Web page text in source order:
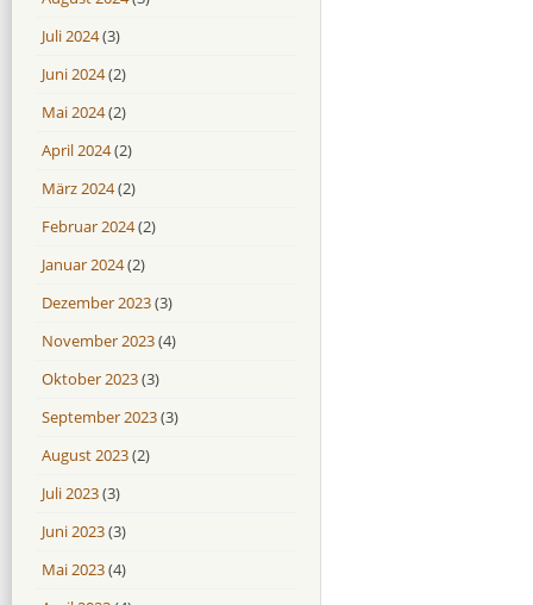
Juli 2024(3)
Juni 2024(2)
Mai 2024(2)
April 2024(2)
März 2024(2)
Februar 2024(2)
Januar 2024(2)
Dezember 2023(3)
November 2023(4)
Oktober 2023(3)
September 2023(3)
August 2023(2)
Juli 2023(3)
Juni 2023(3)
Mai 2023(4)